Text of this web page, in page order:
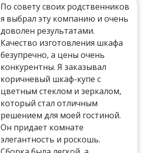
По совету своих родственников
я выбрал эту компанию и очень
доволен результатами.
Качество изготовления шкафа
безупречно, а цены очень
конкурентны. Я заказывал
коричневый шкаф-купе с
цветным стеклом и зеркалом,
который стал отличным
решением для моей гостиной.
Он придает комнате
элегантность и роскошь.